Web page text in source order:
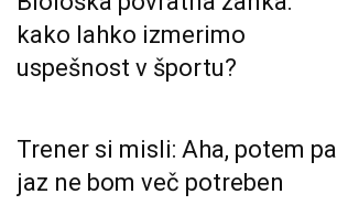
kako lahko izmerimo
uspešnost v športu?
Trener si misli: Aha, potem pa
jaz ne bom več potreben